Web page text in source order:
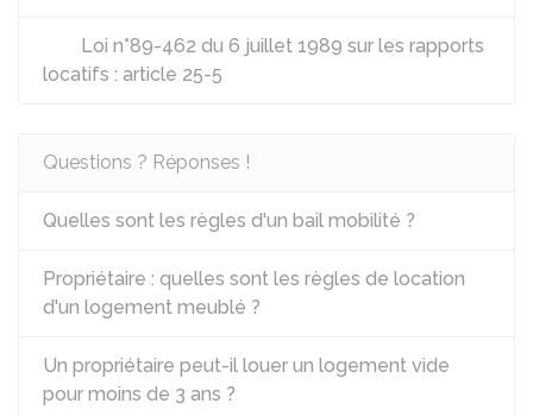
Loi n°89-462 du 6 juillet 1989 sur les rapports
locatifs : article 25-5
Questions ? Réponses !
Quelles sont les règles d'un bail mobilité ?
Propriétaire : quelles sont les règles de location
d'un logement meublé ?
Un propriétaire peut-il louer un logement vide
pour moins de 3 ans ?